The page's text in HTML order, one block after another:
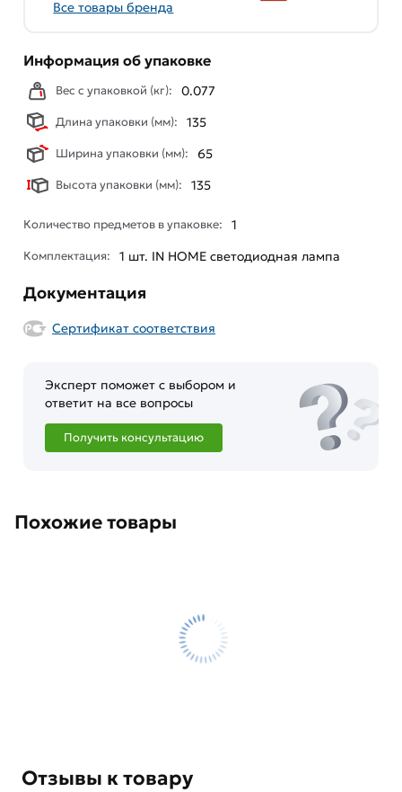
Все товары бренда
Информация об упаковке
Вес с упаковкой (кг): 0.077
Длина упаковки (мм): 135
Ширина упаковки (мм): 65
Высота упаковки (мм): 135
Количество предметов в упаковке: 1
Комплектация: 1 шт. IN HOME светодиодная лампа
Документация
Сертификат соответствия
Эксперт поможет с выбором и
ответит на все вопросы
Получить консультацию
Похожие товары
Отзывы к товару